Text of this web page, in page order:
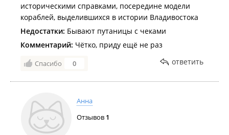
историческими справками, посередине модели
кораблей, выделившихся в истории Владивостока
Недостатки: Бывают путаницы с чеками
Комментарий: Чётко, приду ещё не раз
Спасибо 0 ответить
Анна
Отзывов 1